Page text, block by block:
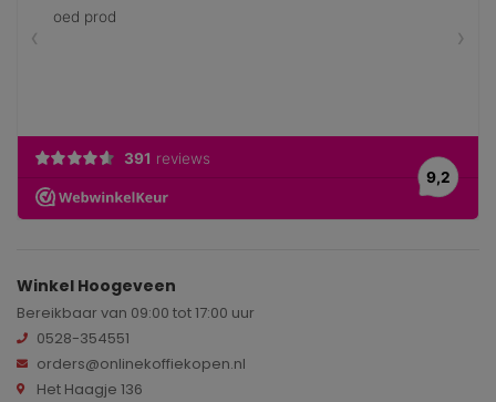
Winkel Hoogeveen
Bereikbaar van 09:00 tot 17:00 uur
0528-354551
orders@onlinekoffiekopen.nl
Het Haagje 136